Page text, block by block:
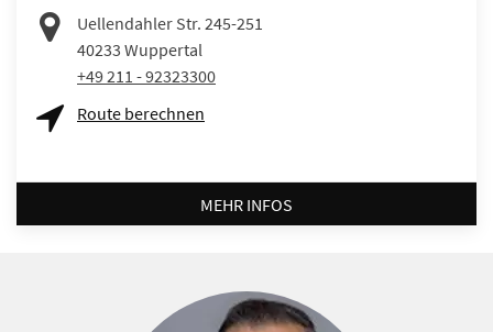
Uellendahler Str. 245-251
40233 Wuppertal
+49 211 - 92323300
Route berechnen
MEHR INFOS